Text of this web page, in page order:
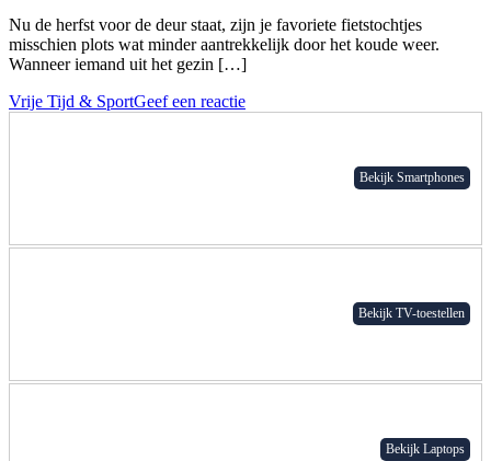
Nu de herfst voor de deur staat, zijn je favoriete fietstochtjes
misschien plots wat minder aantrekkelijk door het koude weer.
Wanneer iemand uit het gezin […]
Vrije Tijd & SportGeef een reactie
Bekijk Smartphones
Bekijk TV-toestellen
Bekijk Laptops